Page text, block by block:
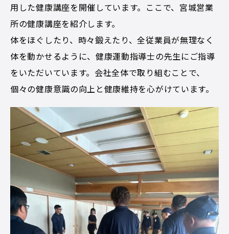
用した健康講座を開催しています。ここで、宮城営業
所の健康講座を紹介します。
体をほぐしたり、時々鍛えたり、全従業員が無理なく
体を動かせるように、健康運動指導士の先生にご指導
をいただいています。会社全体で取り組むことで、
個々の健康意識の向上と健康維持を心がけています。